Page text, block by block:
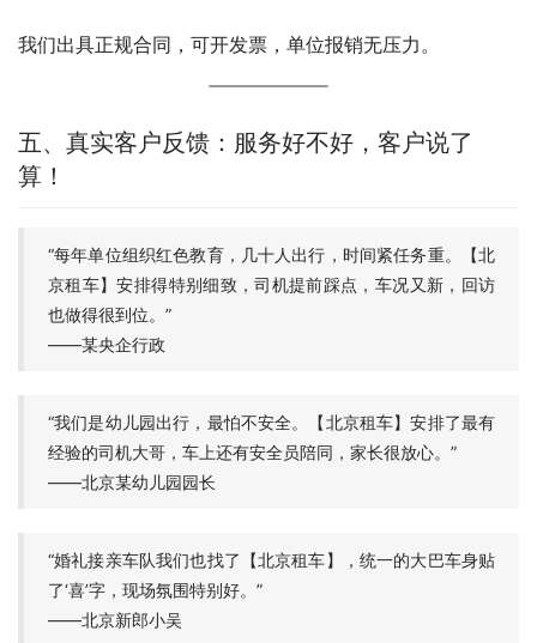
我们出具正规合同，可开发票，单位报销无压力。
五、真实客户反馈：服务好不好，客户说了
算！
“每年单位组织红色教育，几十人出行，时间紧任务重。【北
京租车】安排得特别细致，司机提前踩点，车况又新，回访
也做得很到位。”
——某央企行政
“我们是幼儿园出行，最怕不安全。【北京租车】安排了最有
经验的司机大哥，车上还有安全员陪同，家长很放心。”
——北京某幼儿园园长
“婚礼接亲车队我们也找了【北京租车】，统一的大巴车身贴
了‘喜’字，现场氛围特别好。”
——北京新郎小吴